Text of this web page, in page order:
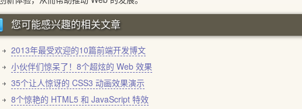
您可能感兴趣的相关文章
2013年最受欢迎的10篇前端开发博文
小伙伴们惊呆了！8个超炫的 Web 效果
35个让人惊讶的 CSS3 动画效果演示
8个惊艳的 HTML5 和 JavaScript 特效